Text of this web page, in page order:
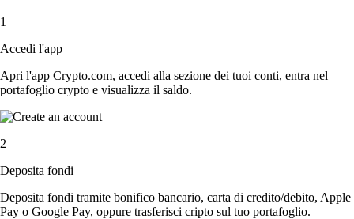
1
Accedi l'app
Apri l'app Crypto.com, accedi alla sezione dei tuoi conti, entra nel
portafoglio crypto e visualizza il saldo.
2
Deposita fondi
Deposita fondi tramite bonifico bancario, carta di credito/debito, Apple
Pay o Google Pay, oppure trasferisci cripto sul tuo portafoglio.